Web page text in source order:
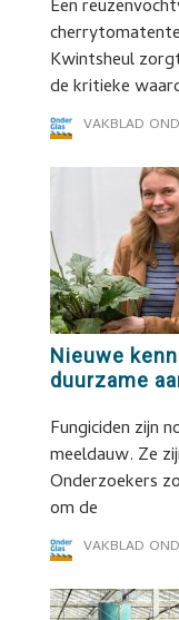
Een
Kwintsheul
de kritieke
VAKBLAD
Nieuwe
duurzame
Fungiciden zijn
meeldauw. Ze
Onderzoekers
om de
VAKBLAD